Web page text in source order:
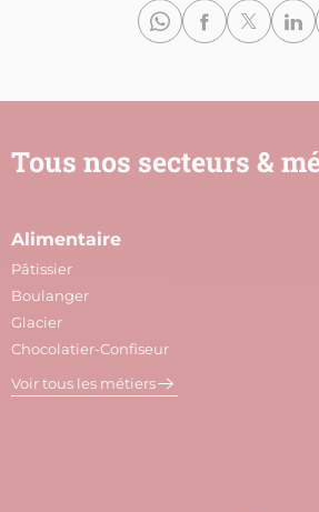
Tous nos secteurs &
Alimentaire
Pâtissier
Boulanger
Glacier
Chocolatier-Confiseur
Voir tous les métiers